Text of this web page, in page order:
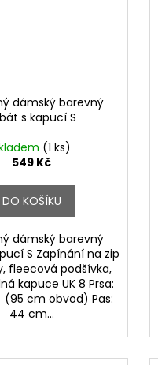
dámský barevný
s kapucí S
(1 ks)
549 Kč
DO KOŠÍKU
dámský barevný
S Zapínání na zip
fleecová podšívka,
kapuce UK 8 Prsa:
cm obvod) Pas:
44 cm...